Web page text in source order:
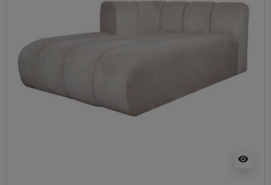
visibility